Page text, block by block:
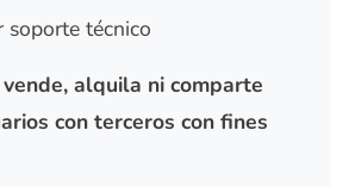
soporte técnico
alquila ni comparte
con terceros con fines